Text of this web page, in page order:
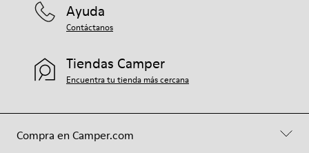
Compra en Camper.com
Ayuda
Contáctanos
Tiendas Camper
Encuentra tu tienda más cercana